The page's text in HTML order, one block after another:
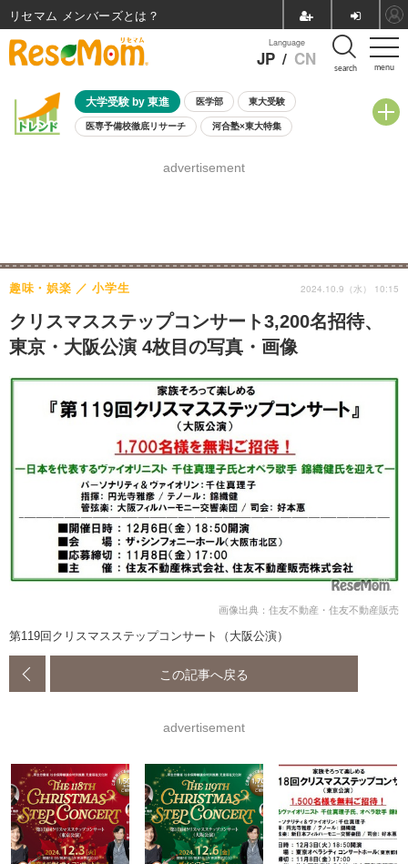
menu
Language
JP / CN search
大学受験 by 東進 医学部 東大受験
医専予備校徹底リサーチ 河合塾×東大特集
8月開催学校説明会・相談会
advertisement
クリスマスステップコンサート3,200名招待、
東京・大阪公演 4枚目の写真・画像
趣味・娯楽 小学生 2024.10.9（水） 10:15
画像出典：住友不動産・住友不動産販売
第119回クリスマスステップコンサート（大阪公演）
この記事へ戻る
advertisement
リセマム メンバーズ